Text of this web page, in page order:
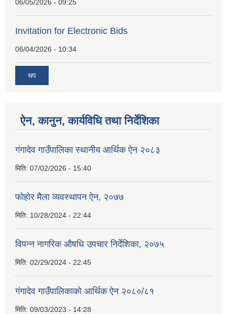
06/05/2026 - 09:25
Invitation for Electronic Bids
06/04/2026 - 10:34
थप
ऐन, कानुन, कार्यविधि तथा निर्देशिका
गंगादेव गाउँपालिका स्थानीय आर्थिक ऐन २०८३
मिति: 07/02/2026 - 15:40
फोहोर मैला व्यवस्थापन ऐन, २०७७
मिति: 10/28/2024 - 22:44
विपन्न नागरिक औषधि उपचार निर्देशिका, २०७५
मिति: 02/29/2024 - 22:45
गंगादेव गाउँपालिकाको आर्थिक ऐन २०८०/८१
मिति: 09/03/2023 - 14:28